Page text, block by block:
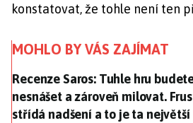
konstatovat, že tohle není ten
MOHLO BY VÁS ZAJÍMAT
Recenze Saros: Tuhle hru
Recenze Saros: Tuhle hru
nesnášet a zároveň milovat.
střídá nadšení a to je ta největší